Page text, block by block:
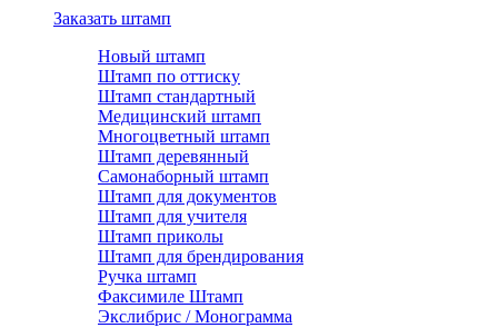
Заказать штамп
Новый штамп
Штамп по оттиску
Штамп стандартный
Медицинский штамп
Многоцветный штамп
Штамп деревянный
Самонаборный штамп
Штамп для документов
Штамп для учителя
Штамп приколы
Штамп для брендирования
Ручка штамп
Факсимиле Штамп
Экслибрис / Монограмма